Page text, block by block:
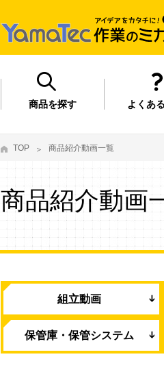
商品を探す よくあ
TOP 商品紹介動画一覧
商品紹介動画
組立動画
保管庫・保管システム